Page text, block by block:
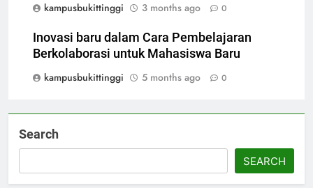
kampusbukittinggi
3 months ago 0
Inovasi baru dalam Cara Pembelajaran
Berkolaborasi untuk Mahasiswa Baru
kampusbukittinggi
5 months ago 0
Search
SEARCH